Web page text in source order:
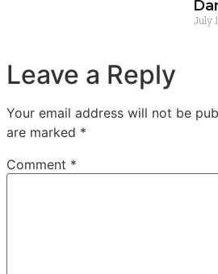
July
Leave a Reply
Your email address will not be
are marked *
Comment *